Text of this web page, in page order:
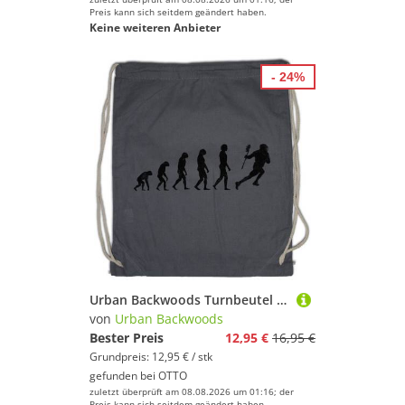
Preis kann sich seitdem geändert haben.
Keine weiteren Anbieter
Urban Backwoods Turnbeutel Lacrosse Evolution Turnbeutel Player Game Sport Sports Club La Crosse (1-tlg), Coach Training Trainer Spieler
von Urban Backwoods
Bester Preis
12,95 € 16,95 €
Grundpreis: 12,95 € / stk
gefunden bei OTTO
zuletzt überprüft am 08.08.2026 um 01:16; der
- 24%